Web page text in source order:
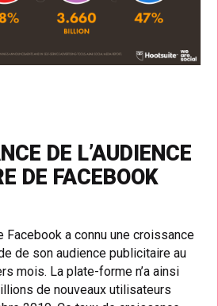
DE L’AUDIENCE
DE FACEBOOK
Facebook a connu une croissance
de son audience publicitaire au
mois. La plate-forme n’a ainsi
de nouveaux utilisateurs